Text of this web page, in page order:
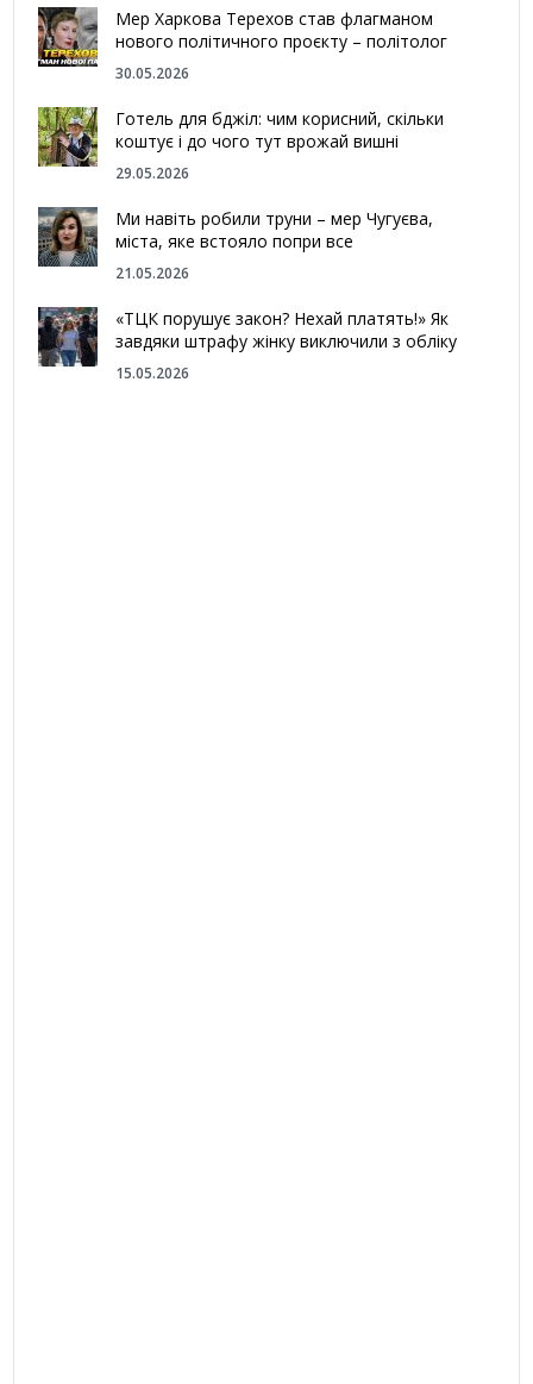
Мер Харкова Терехов став флагманом
нового політичного проєкту – політолог
30.05.2026
Готель для бджіл: чим корисний, скільки
коштує і до чого тут врожай вишні
29.05.2026
Ми навіть робили труни – мер Чугуєва,
міста, яке встояло попри все
21.05.2026
«ТЦК порушує закон? Нехай платять!» Як
завдяки штрафу жінку виключили з обліку
15.05.2026